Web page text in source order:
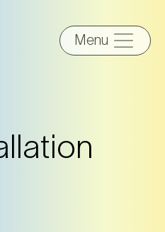
Menu